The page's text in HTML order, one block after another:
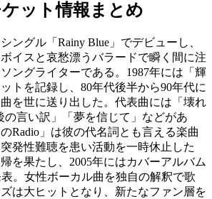
ット情報まとめ
ングル「Rainy Blue」でデビューし、
イスと哀愁漂うバラードで瞬く間に注
ングライターである。1987年には「輝
トを記録し、80年代後半から90年代に
を世に送り出した。代表曲には「壊れ
の言い訳」「夢を信じて」などがあ
Radio」は彼の代名詞とも言える楽曲
発性難聴を患い活動を一時休止した
を果たし、2005年にはカバーアルバム
表。女性ボーカル曲を独自の解釈で歌
は大ヒットとなり、新たなファン層を